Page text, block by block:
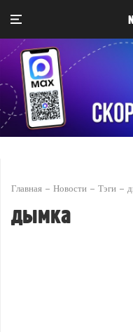
Главная Новости Тэги
дымка